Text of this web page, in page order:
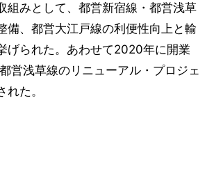
組みとして、都営新宿線・都営浅草
備、都営大江戸線の利便性向上と輸
げられた。あわせて2020年に開業
営浅草線のリニューアル・プロジェ
れた。